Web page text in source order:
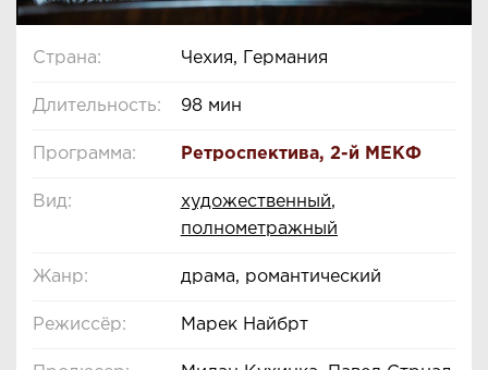
Страна: Чехия, Германия
Длительность: 98 мин
Программа: Ретроспектива, 2-й МЕКФ
Вид: художественный,
полнометражный
Жанр: драма, романтический
Режиссёр: Марек Найбрт